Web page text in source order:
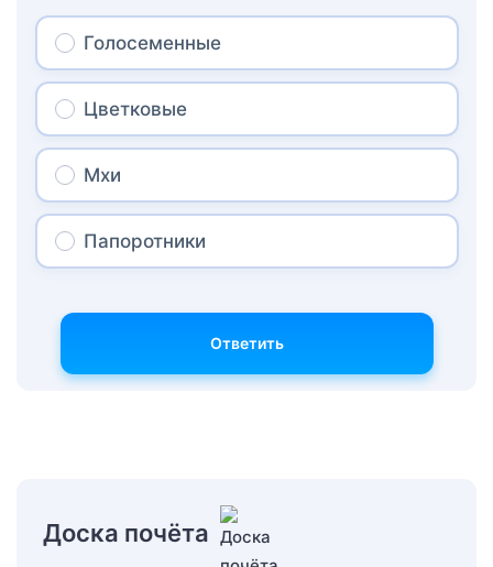
Голосеменные
Цветковые
Мхи
Папоротники
Ответить
Доска почёта